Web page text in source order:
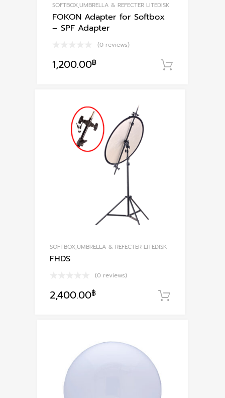
SOFTBOX,UMBRELLA & REFECTER LITEDISK
FOKON Adapter for Softbox
– SPF Adapter
(0 reviews)
1,200.00฿
SOFTBOX,UMBRELLA & REFECTER LITEDISK
FHDS
(0 reviews)
2,400.00฿